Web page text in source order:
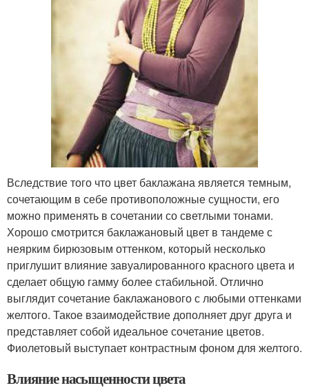
Вследствие того что цвет баклажана является темным,
сочетающим в себе противоположные сущности, его
можно применять в сочетании со светлыми тонами.
Хорошо смотрится баклажановый цвет в тандеме с
неярким бирюзовым оттенком, который несколько
приглушит влияние завуалированного красного цвета и
сделает общую гамму более стабильной. Отлично
выглядит сочетание баклажанового с любыми оттенками
желтого. Такое взаимодействие дополняет друг друга и
представляет собой идеальное сочетание цветов.
Фиолетовый выступает контрастным фоном для желтого.
Влияние насыщенности цвета